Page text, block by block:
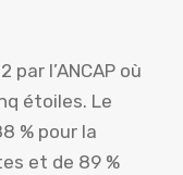
l’ANCAP où
étoiles. Le
% pour la
et de 89 %